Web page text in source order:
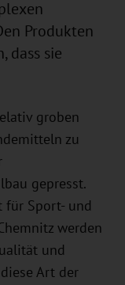
Produkten
dass sie
groben
zu
gepresst.
für Sport- und
werden
und
Art der